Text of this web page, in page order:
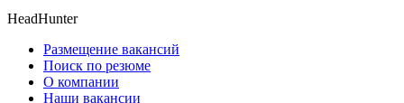
HeadHunter
Размещение вакансий
Поиск по резюме
О компании
Наши вакансии